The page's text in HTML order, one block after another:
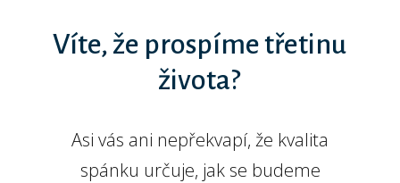
Víte, že prospíme třetinu
života?
Asi vás ani nepřekvapí, že kvalita
spánku určuje, jak se budeme